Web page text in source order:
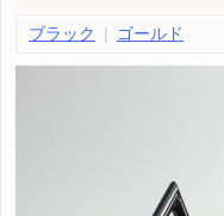
ブラック ゴールド